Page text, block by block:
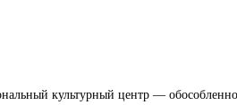
культурный центр —